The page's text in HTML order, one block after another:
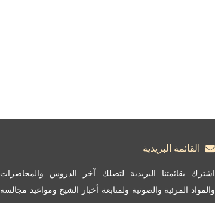
القائمة البريدية
اشترك بقائمتنا البريدية لتصلك آخر الدروس والمحاضرات
والمواد المرئية والصوتية ولمتابعة أخبار الشيخ ومواعيد مجالسه